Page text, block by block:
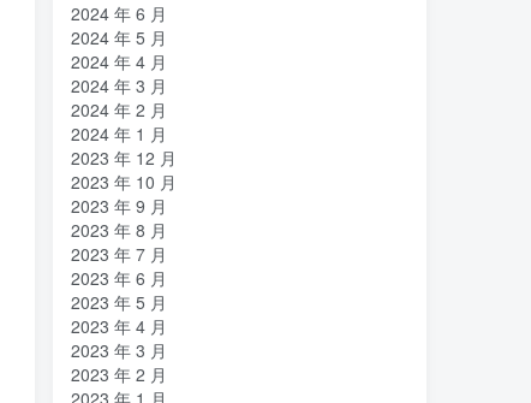
2024 年 6 月
2024 年 5 月
2024 年 4 月
2024 年 3 月
2024 年 2 月
2024 年 1 月
2023 年 12 月
2023 年 10 月
2023 年 9 月
2023 年 8 月
2023 年 7 月
2023 年 6 月
2023 年 5 月
2023 年 4 月
2023 年 3 月
2023 年 2 月
2023 年 1 月